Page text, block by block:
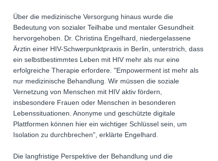
Über die medizinische Versorgung hinaus wurde die
Bedeutung von sozialer Teilhabe und mentaler Gesundheit
hervorgehoben. Dr. Christina Engelhard, niedergelassene
Ärztin einer HIV-Schwerpunktpraxis in Berlin, unterstrich, dass
ein selbstbestimmtes Leben mit HIV mehr als nur eine
erfolgreiche Therapie erfordere. "Empowerment ist mehr als
nur medizinische Behandlung. Wir müssen die soziale
Vernetzung von Menschen mit HIV aktiv fördern,
insbesondere Frauen oder Menschen in besonderen
Lebenssituationen. Anonyme und geschützte digitale
Plattformen können hier ein wichtiger Schlüssel sein, um
Isolation zu durchbrechen", erklärte Engelhard.
Die langfristige Perspektive der Behandlung und die